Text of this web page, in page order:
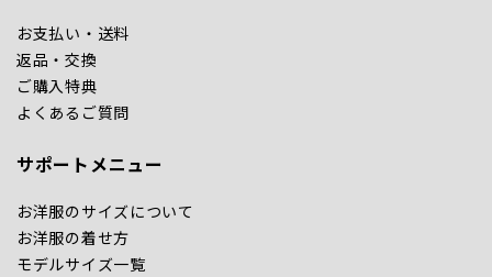
お支払い・送料
返品・交換
ご購入特典
よくあるご質問
サポートメニュー
お洋服のサイズについて
お洋服の着せ方
モデルサイズ一覧